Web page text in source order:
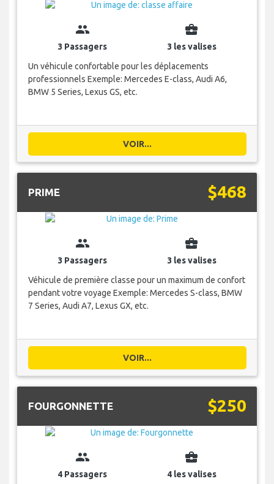
group
3 Passagers
business_center
3 les valises
Un véhicule confortable pour les déplacements
professionnels Exemple: Mercedes E-class, Audi A6,
BMW 5 Series, Lexus GS, etc.
VOIR...
PRIME $468
group
3 Passagers
business_center
3 les valises
Véhicule de première classe pour un maximum de confort
pendant votre voyage Exemple: Mercedes S-class, BMW
7 Series, Audi A7, Lexus GX, etc.
VOIR...
FOURGONNETTE $250
group
4 Passagers
business_center
4 les valises